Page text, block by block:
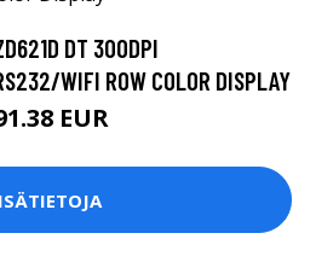
DT 300DPI
WIFI ROW COLOR DISPLAY
EUR